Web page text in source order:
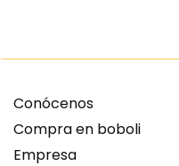
Conócenos
Compra en boboli
Empresa